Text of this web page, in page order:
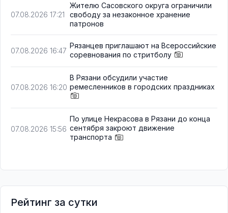
07.08.2026 17:21
Жителю Сасовского округа ограничили
свободу за незаконное хранение
патронов
07.08.2026 16:47
Рязанцев приглашают на Всероссийские
соревнования по стритболу
07.08.2026 16:20
В Рязани обсудили участие
ремесленников в городских праздниках
07.08.2026 15:56
По улице Некрасова в Рязани до конца
сентября закроют движение
транспорта
Рейтинг за сутки